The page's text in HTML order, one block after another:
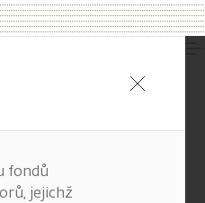
fondů
jejichž